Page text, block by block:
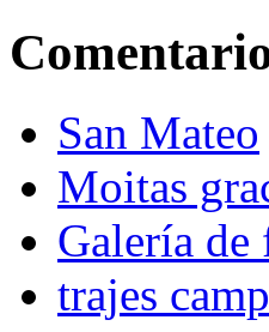
San Mateo
Moitas
Galería de
trajes